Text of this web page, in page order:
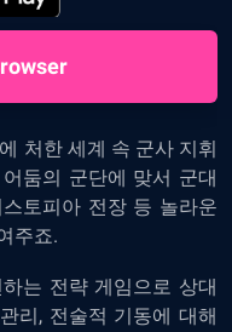
처한 세계 속 군사 지휘
둠의 군단에 맞서 군대
토피아 전장 등 놀라운
주죠.
는 전략 게임으로 상대
리, 전술적 기동에 대해